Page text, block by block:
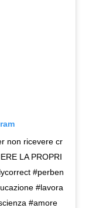
non ricevere cr
LA PROPRI
#perben
#lavora
#amore